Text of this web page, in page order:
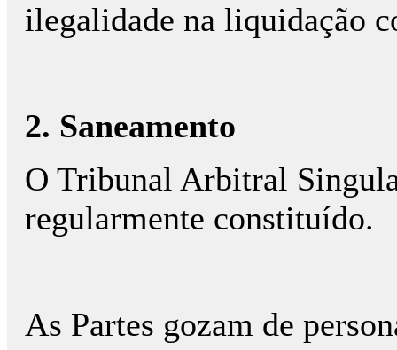
ilegalidade na liquidação
2. Saneamento
O Tribunal Arbitral
regularmente constituído.
As Partes gozam de